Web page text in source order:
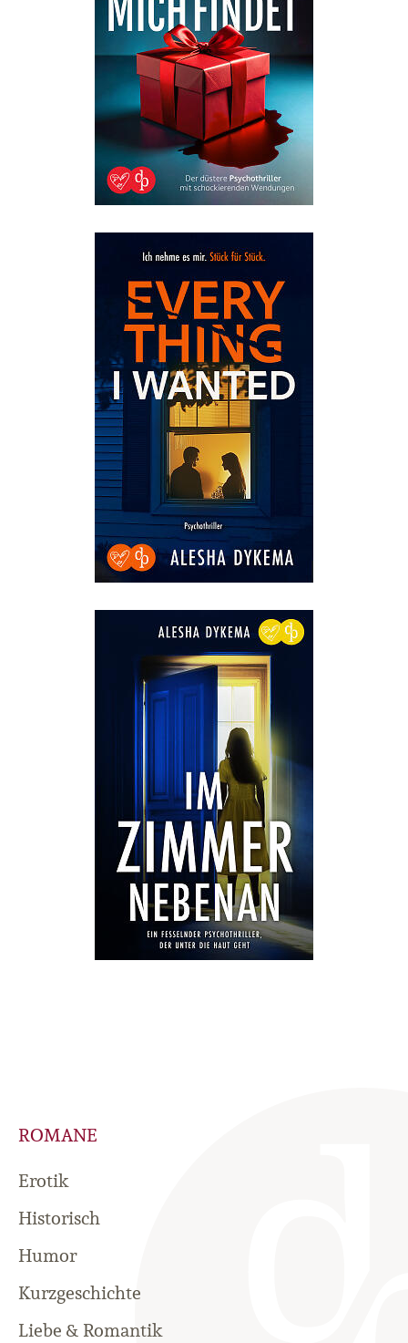
ROMANE
Erotik
Historisch
Humor
Kurzgeschichte
Liebe & Romantik